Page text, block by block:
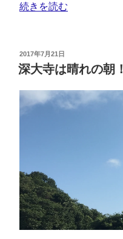
続きを読む
2017年7月21日
深大寺は晴れの朝！